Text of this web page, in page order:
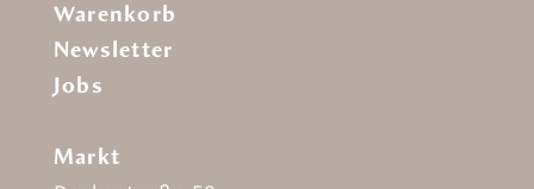
Warenkorb
Newsletter
Jobs
Markt